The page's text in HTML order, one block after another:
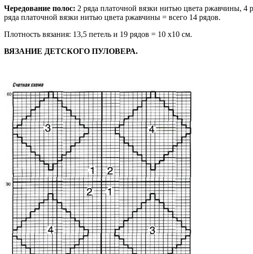
Чередование полос: 2 ряда платочной вязки нитью цвета ржавчины, 4
ряда платочной вязки нитью цвета ржавчины = всего 14 рядов.
Плотность вязания: 13,5 петель и 19 рядов = 10 x10 см.
ВЯЗАНИЕ ДЕТСКОГО ПУЛОВЕРА.